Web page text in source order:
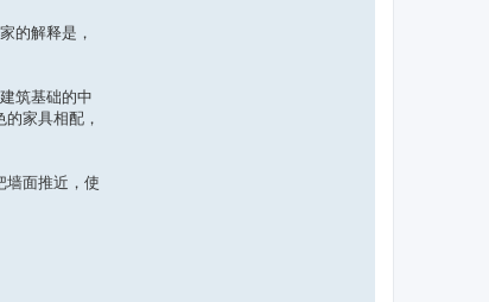
的解释是，
筑基础的中
家具相配，
墙面推近，使